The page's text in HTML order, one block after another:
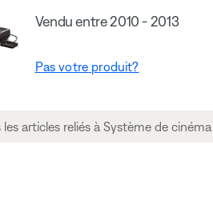
Vendu entre 2010 - 2013
Pas votre produit?